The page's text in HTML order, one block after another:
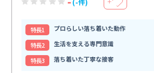
(-件)
特⻑1
プロらしい落ち着いた動作
特⻑2
生活を支える専門意識
特⻑3
落ち着いた丁寧な接客